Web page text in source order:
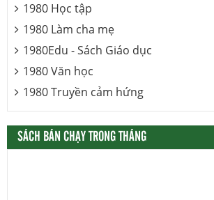
1980 Học tập
1980 Làm cha mẹ
1980Edu - Sách Giáo dục
1980 Văn học
1980 Truyền cảm hứng
SÁCH BÁN CHẠY TRONG THÁNG